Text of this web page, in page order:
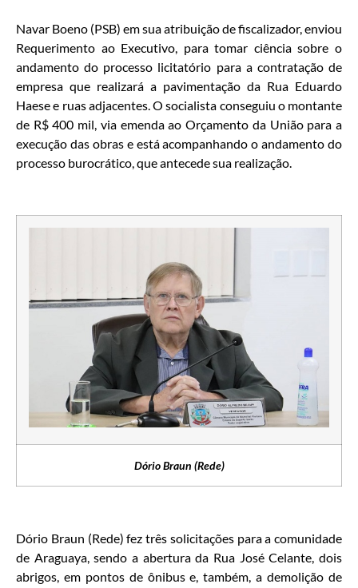
Navar Boeno (PSB) em sua atribuição de fiscalizador, enviou
Requerimento ao Executivo, para tomar ciência sobre o
andamento do processo licitatório para a contratação de
empresa que realizará a pavimentação da Rua Eduardo
Haese e ruas adjacentes. O socialista conseguiu o montante
de R$ 400 mil, via emenda ao Orçamento da União para a
execução das obras e está acompanhando o andamento do
processo burocrático, que antecede sua realização.
Dório Braun (Rede)
Dório Braun (Rede) fez três solicitações para a comunidade
de Araguaya, sendo a abertura da Rua José Celante, dois
abrigos, em pontos de ônibus e, também, a demolição de